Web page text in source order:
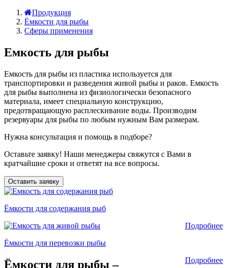
Продукция
Ёмкости для рыбы
Сферы применения
Емкость для рыбы
Емкость для рыбы из пластика используется для
транспортировки и разведения живой рыбы и раков. Емкость
для рыбы выполнена из физиологически безопасного
материала, имеет специальную конструкцию,
предотвращающую расплескивание воды. Производим
резервуары для рыбы по любым нужным Вам размерам.
Нужна консультация и помощь в подборе?
Оставьте заявку! Наши менеджеры свяжутся с Вами в
кратчайшие сроки и ответят на все вопросы.
Оставить заявку
Ёмкости для содержания рыб
Подробнее
Ёмкости для перевозки рыбы
Подробнее
Ёмкости для рыбы –